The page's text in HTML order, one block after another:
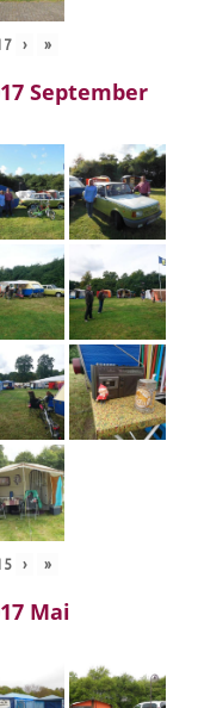
› »
September
› »
Mai